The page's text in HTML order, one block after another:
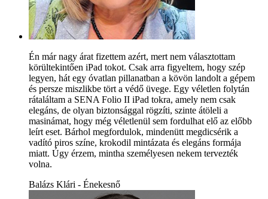
Én már nagy árat fizettem azért, mert nem választottam
körültekintően iPad tokot. Csak arra figyeltem, hogy szép
legyen, hát egy óvatlan pillanatban a kövön landolt a gépem
és persze miszlikbe tört a védő üvege. Egy véletlen folytán
rátaláltam a SENA Folio II iPad tokra, amely nem csak
elegáns, de olyan biztonsággal rögzíti, szinte átöleli a
masinámat, hogy még véletlenül sem fordulhat elő az előbb
leírt eset. Bárhol megfordulok, mindenütt megdicsérik a
vadító piros színe, krokodil mintázata és elegáns formája
miatt. Úgy érzem, mintha személyesen nekem tervezték
volna.
Balázs Klári - Énekesnő